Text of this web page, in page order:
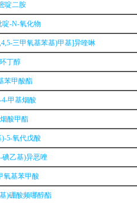
啶二胺
啶-N-氧化物
三甲氧基苯基)甲基]异喹啉
丁醇
苯甲酸酯
甲基烟酸
酸甲酯
5-氧代戊酸
碘乙基)异恶唑
氧基苯甲酸
)硼酸频哪醇酯